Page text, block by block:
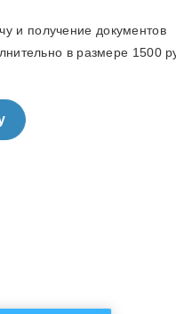
и получение документов
в размере 1500